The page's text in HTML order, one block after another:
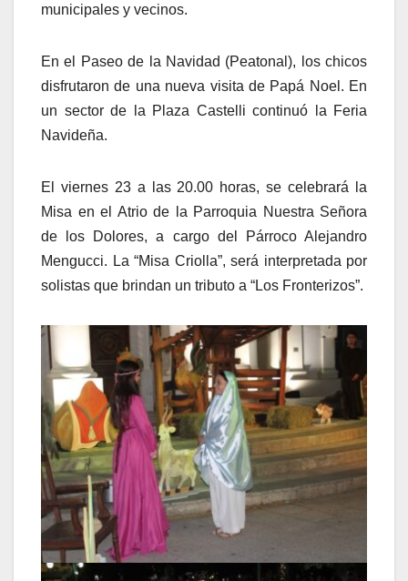
municipales y vecinos.
En el Paseo de la Navidad (Peatonal), los chicos
disfrutaron de una nueva visita de Papá Noel. En
un sector de la Plaza Castelli continuó la Feria
Navideña.
El viernes 23 a las 20.00 horas, se celebrará la
Misa en el Atrio de la Parroquia Nuestra Señora
de los Dolores, a cargo del Párroco Alejandro
Mengucci. La “Misa Criolla”, será interpretada por
solistas que brindan un tributo a “Los Fronterizos”.